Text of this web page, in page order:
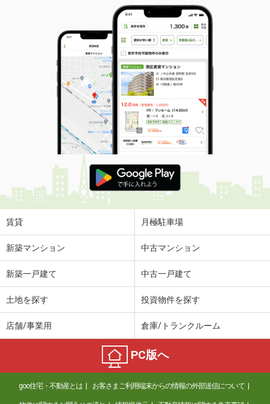
賃貸 月極駐車場
新築マンション 中古マンション
新築一戸建て 中古一戸建て
土地を探す 投資物件を探す
店舗/事業用 倉庫/トランクルーム
PC版へ
goo住宅・不動産とは お客さまご利用端末からの情報の外部送信について